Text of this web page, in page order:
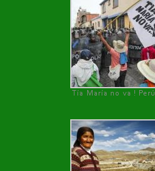
Tía María no va ! Perú